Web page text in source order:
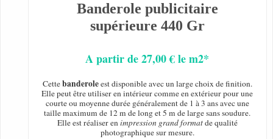
Banderole publicitaire
supérieure 440 Gr
A partir de 27,00 € le m2*
Cettebanderoleest disponible avec un large choix de finition.
Elle peut être utiliser en intérieur comme en extérieur pour une
courte ou moyenne durée généralement de 1 à 3 ans avec une
taille maximum de 12 m de long et 5 m de large sans soudure.
Elle est réaliser enimpression grand formatde qualité
photographique sur mesure.